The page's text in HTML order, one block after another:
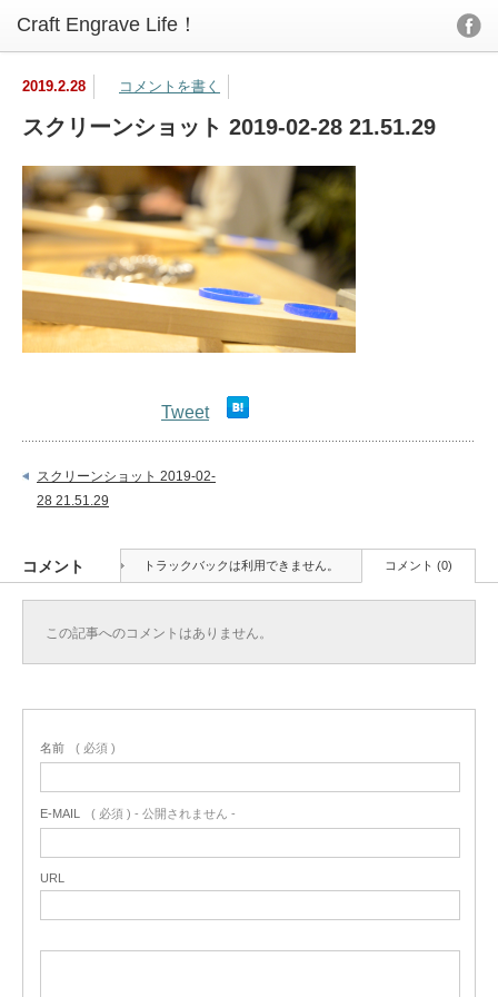
2019.2.28 コメントを書く
スクリーンショット 2019-02-28 21.51.29
Tweet
スクリーンショット 2019-02-
28 21.51.29
コメント トラックバックは利用できません。 コメント (0)
この記事へのコメントはありません。
名前 ( 必須 )
E-MAIL ( 必須 ) - 公開されません -
URL